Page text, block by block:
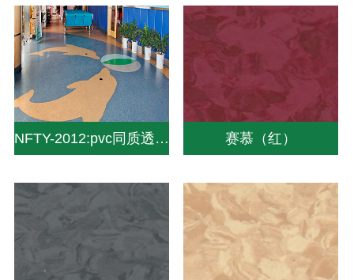
NFTY-2012:pvc同质透心地板|同质透心地板厂家|同质地板价格-中山南方pvc塑胶地板 赛慕（红）